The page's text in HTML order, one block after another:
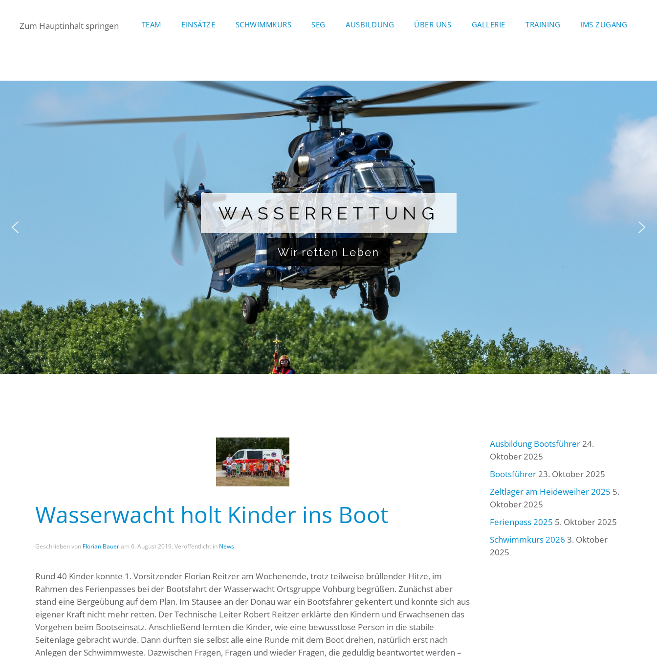
Zum Hauptinhalt springen TEAM EINSÄTZE SCHWIMMKURS SEG AUSBILDUNG ÜBER UNS GALLERIE TRAINING IMS ZUGANG
WASSERRETTUNG
Wir retten Leben
Wasserwacht holt Kinder ins Boot
Geschrieben von Florian Baueram 6. August 2019. Veröffentlicht in News.
Rund 40 Kinder konnte 1. Vorsitzender Florian Reitzer am Wochenende, trotz teilweise brüllender Hitze, im
Rahmen des Ferienpasses bei der Bootsfahrt der Wasserwacht Ortsgruppe Vohburg begrüßen. Zunächst aber
stand eine Bergeübung auf dem Plan. Im Stausee an der Donau war ein Bootsfahrer gekentert und konnte sich aus
eigener Kraft nicht mehr retten. Der Technische Leiter Robert Reitzer erklärte den Kindern und Erwachsenen das
Vorgehen beim Bootseinsatz. Anschließend lernten die Kinder, wie eine bewusstlose Person in die stabile
Seitenlage gebracht wurde. Dann durften sie selbst alle eine Runde mit dem Boot drehen, natürlich erst nach
Anlegen der Schwimmweste. Dazwischen Fragen, Fragen und wieder Fragen, die geduldig beantwortet werden –
Ausbildung Bootsführer24.
Oktober 2025
Bootsführer23. Oktober 2025
Zeltlager am Heideweiher 2025 5.
Oktober 2025
Ferienpass 2025 5. Oktober 2025
Schwimmkurs 2026 3. Oktober
2025